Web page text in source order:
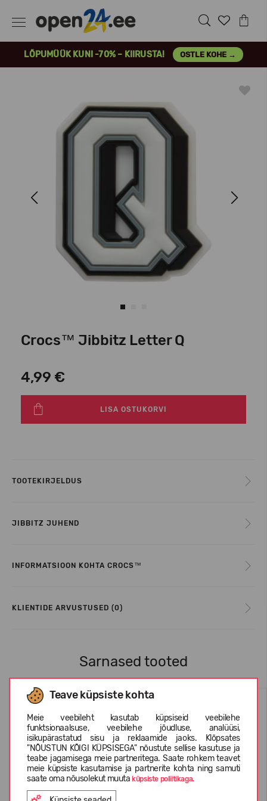
LÕPUMÜÜK KUNI -70% – KIIRUSTA! OSTLE KOHE →
Teave küpsiste kohta
Meie veebileht kasutab küpsiseid veebilehe
funktsionaalsuse, veebilehe jõudluse, analüüsi,
isikupärastatud sisu ja reklaamide jaoks. Klõpsates
"NÕUSTUN KÕIGI KÜPSISEGA" nõustute sellise kasutuse ja
teabe jagamisega meie partneritega. Saate rohkem teavet
meie küpsiste kasutamise ja partnerite kohta ning samuti
saate oma nõusolekut muutaküpsiste poliitikaga.
Next
Crocs™ Jibbitz Letter Q
4,99 €
LISA OSTUKORVI
TOOTEKIRJELDUS
JIBBITZ JUHEND
INFORMATSIOON KOHTA CROCS™
KLIENTIDE ARVUSTUSED (0)
Sarnased tooted